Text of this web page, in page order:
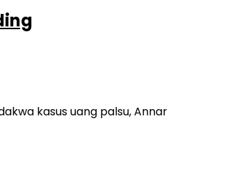
kasus uang palsu, Annar